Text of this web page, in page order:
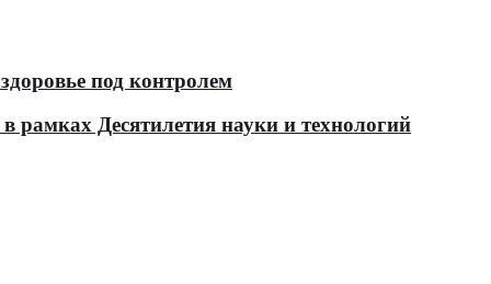
под контролем
Десятилетия науки и технологий